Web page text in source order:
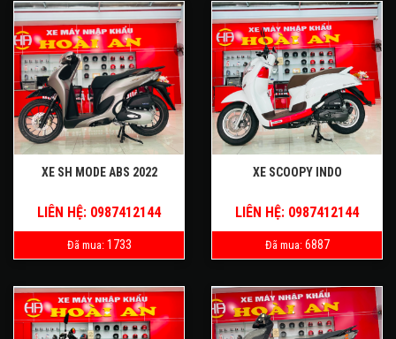
XE SH MODE ABS 2022
LIÊN HỆ: 0987412144
Đã mua: 1733
XE SCOOPY INDO
LIÊN HỆ: 0987412144
Đã mua: 6887